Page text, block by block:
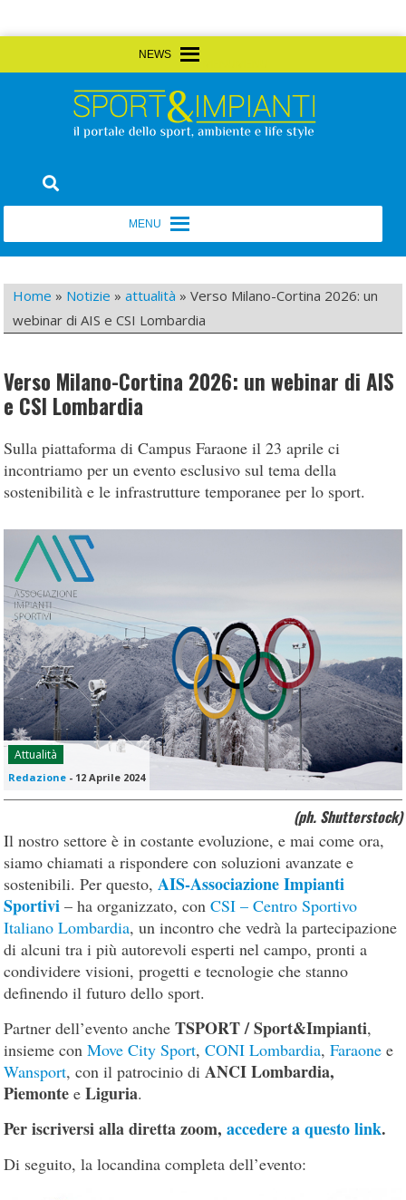
to
Sport&Impianti
Home » Notizie »attualità »Verso Milano-Cortina 2026: un
webinar di AIS e CSI Lombardia
Verso Milano-Cortina 2026: un webinar di AIS
e CSI Lombardia
Sulla piattaforma di Campus Faraone il 23 aprile ci
incontriamo per un evento esclusivo sul tema della
sostenibilità e le infrastrutture temporanee per lo sport.
Attualità
Redazione - 12 Aprile 2024
(ph. Shutterstock)
Il nostro settore è in costante evoluzione, e mai come ora,
siamo chiamati a rispondere con soluzioni avanzate e
sostenibili. Per questo, AIS-Associazione Impianti
Sportivi – ha organizzato, conCSI – Centro Sportivo
Italiano Lombardia, un incontro che vedrà la partecipazione
di alcuni tra i più autorevoli esperti nel campo, pronti a
condividere visioni, progetti e tecnologie che stanno
definendo il futuro dello sport.
Partner dell’evento ancheTSPORT / Sport&Impianti,
insieme conMove City Sport,CONI Lombardia,Faraone e
Wansport, con il patrocinio di ANCI Lombardia,
Piemonte eLiguria.
Per iscriversi alla diretta zoom,accedere a questo link.
Di seguito, la locandina completa dell’evento: